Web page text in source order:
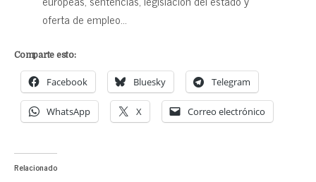
oferta de empleo…
Comparte esto:
Facebook Bluesky Telegram
WhatsApp X Correo electrónico
Relacionado